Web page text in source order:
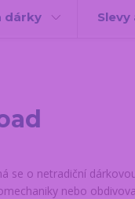
dárky Slevy
se o netradiční
nebo